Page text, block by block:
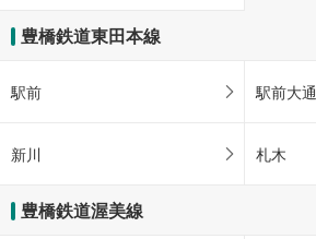
豊橋鉄道東田本線
駅前 駅前大通
新川 札木
豊橋鉄道渥美線